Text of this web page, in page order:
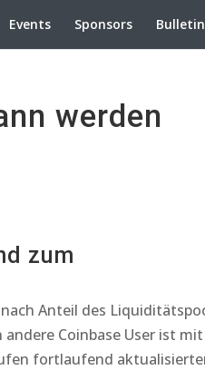
Events Sponsors
werden
zum
Anteil des
Coinbase User ist mit
fortlaufend